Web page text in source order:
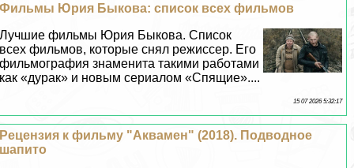
Фильмы Юрия Быкова: список всех фильмов
Лучшие фильмы Юрия Быкова. Список
всех фильмов, которые снял режиссер. Его
фильмография знаменита такими работами
как «дypaк» и новым сериалом «Спящие»....
15 07 2026 5:32:17
Рецензия к фильму "Аквамен" (2018). Подводное
шапито